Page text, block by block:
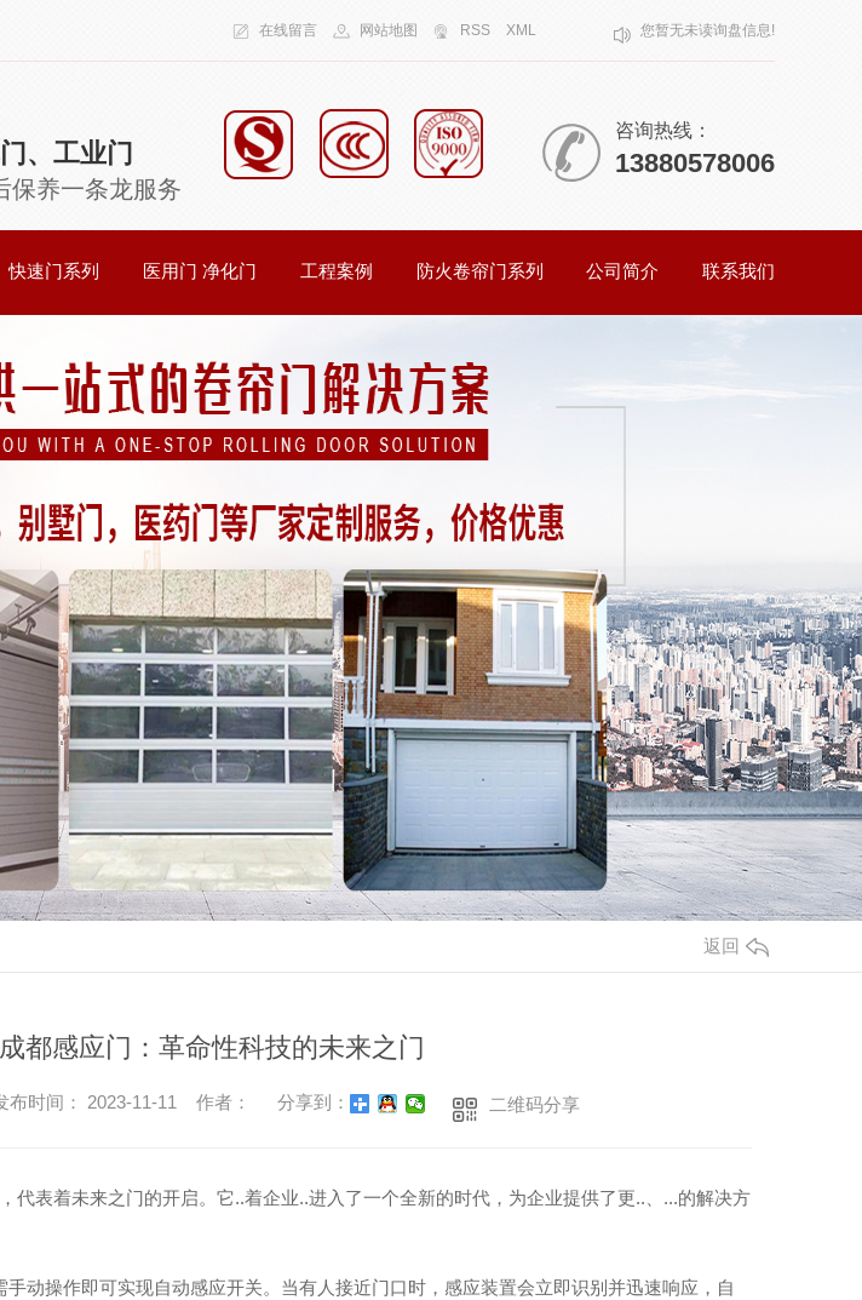
在线留言 网站地图 RSS XML 您暂无未读询盘信息!
、工业门
保养一条龙服务
咨询热线：
13880578006
快速门系列 医用门 净化门 工程案例 防火卷帘门系列 公司简介 联系我们
返回
成都感应门：革命性科技的未来之门
时间： 2023-11-11 作者： 分享到： 二维码分享
代表着未来之门的开启。它..着企业..进入了一个全新的时代，为企业提供了更..、...的解决方
动操作即可实现自动感应开关。当有人接近门口时，感应装置会立即识别并迅速响应，自